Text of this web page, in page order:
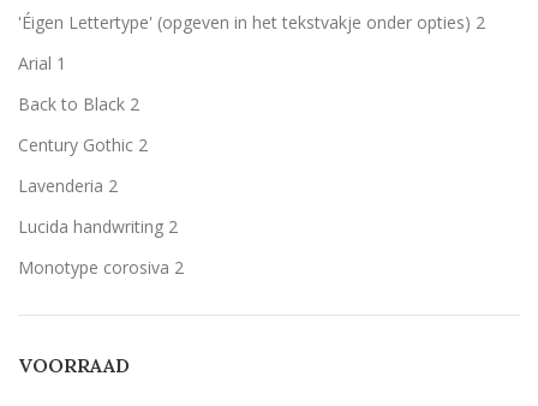
WitWit
'Éigen Lettertype' (opgeven in het tekstvakje onder opties) 2
Arial 1
Back to Black 2
Century Gothic 2
Lavenderia 2
Lucida handwriting 2
Monotype corosiva 2
VOORRAAD